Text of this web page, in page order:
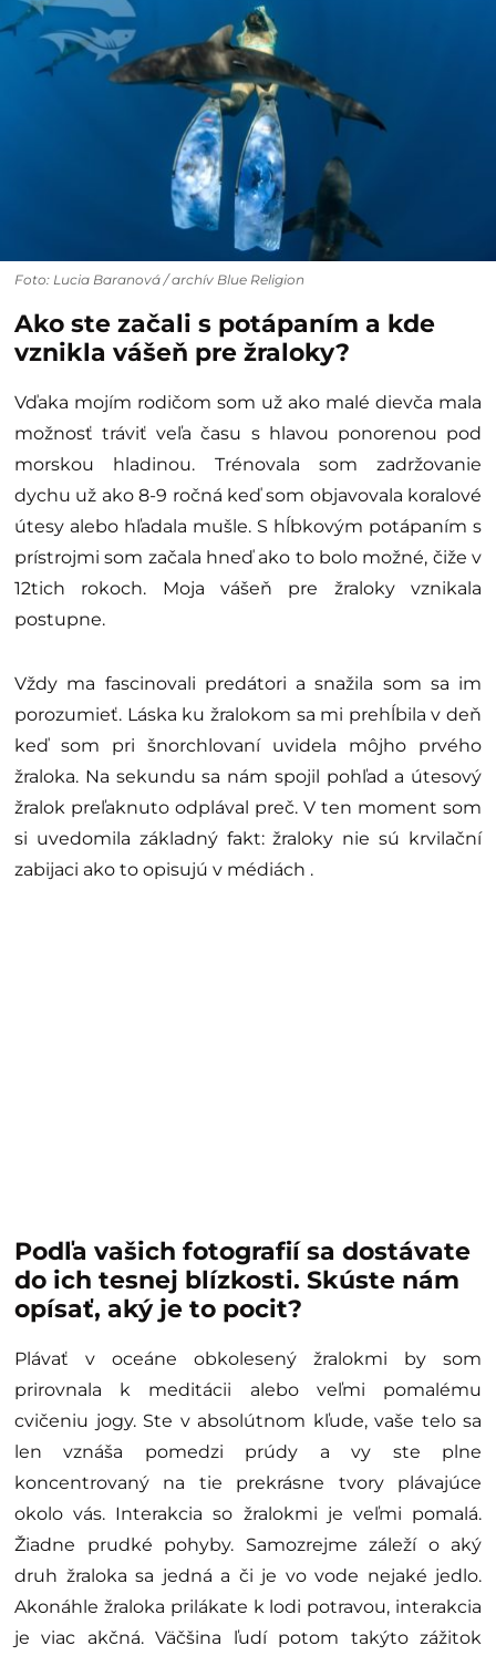
Foto: Lucia Baranová / archív Blue Religion
Ako ste začali s potápaním a kde
vznikla vášeň pre žraloky?
Vďaka mojím rodičom som už ako malé dievča mala
možnosť tráviť veľa času s hlavou ponorenou pod
morskou hladinou. Trénovala som zadržovanie
dychu už ako 8-9 ročná keď som objavovala koralové
útesy alebo hľadala mušle. S hĺbkovým potápaním s
prístrojmi som začala hneď ako to bolo možné, čiže v
12tich rokoch. Moja vášeň pre žraloky vznikala
postupne.
Vždy ma fascinovali predátori a snažila som sa im
porozumieť. Láska ku žralokom sa mi prehĺbila v deň
keď som pri šnorchlovaní uvidela môjho prvého
žraloka. Na sekundu sa nám spojil pohľad a útesový
žralok preľaknuto odplával preč. V ten moment som
si uvedomila základný fakt: žraloky nie sú krvilační
zabijaci ako to opisujú v médiách .
Podľa vašich fotografií sa dostávate
do ich tesnej blízkosti. Skúste nám
opísať, aký je to pocit?
Plávať v oceáne obkolesený žralokmi by som
prirovnala k meditácii alebo veľmi pomalému
cvičeniu jogy. Ste v absolútnom kľude, vaše telo sa
len vznáša pomedzi prúdy a vy ste plne
koncentrovaný na tie prekrásne tvory plávajúce
okolo vás. Interakcia so žralokmi je veľmi pomalá.
Žiadne prudké pohyby. Samozrejme záleží o aký
druh žraloka sa jedná a či je vo vode nejaké jedlo.
Akonáhle žraloka prilákate k lodi potravou, interakcia
je viac akčná. Väčšina ľudí potom takýto zážitok